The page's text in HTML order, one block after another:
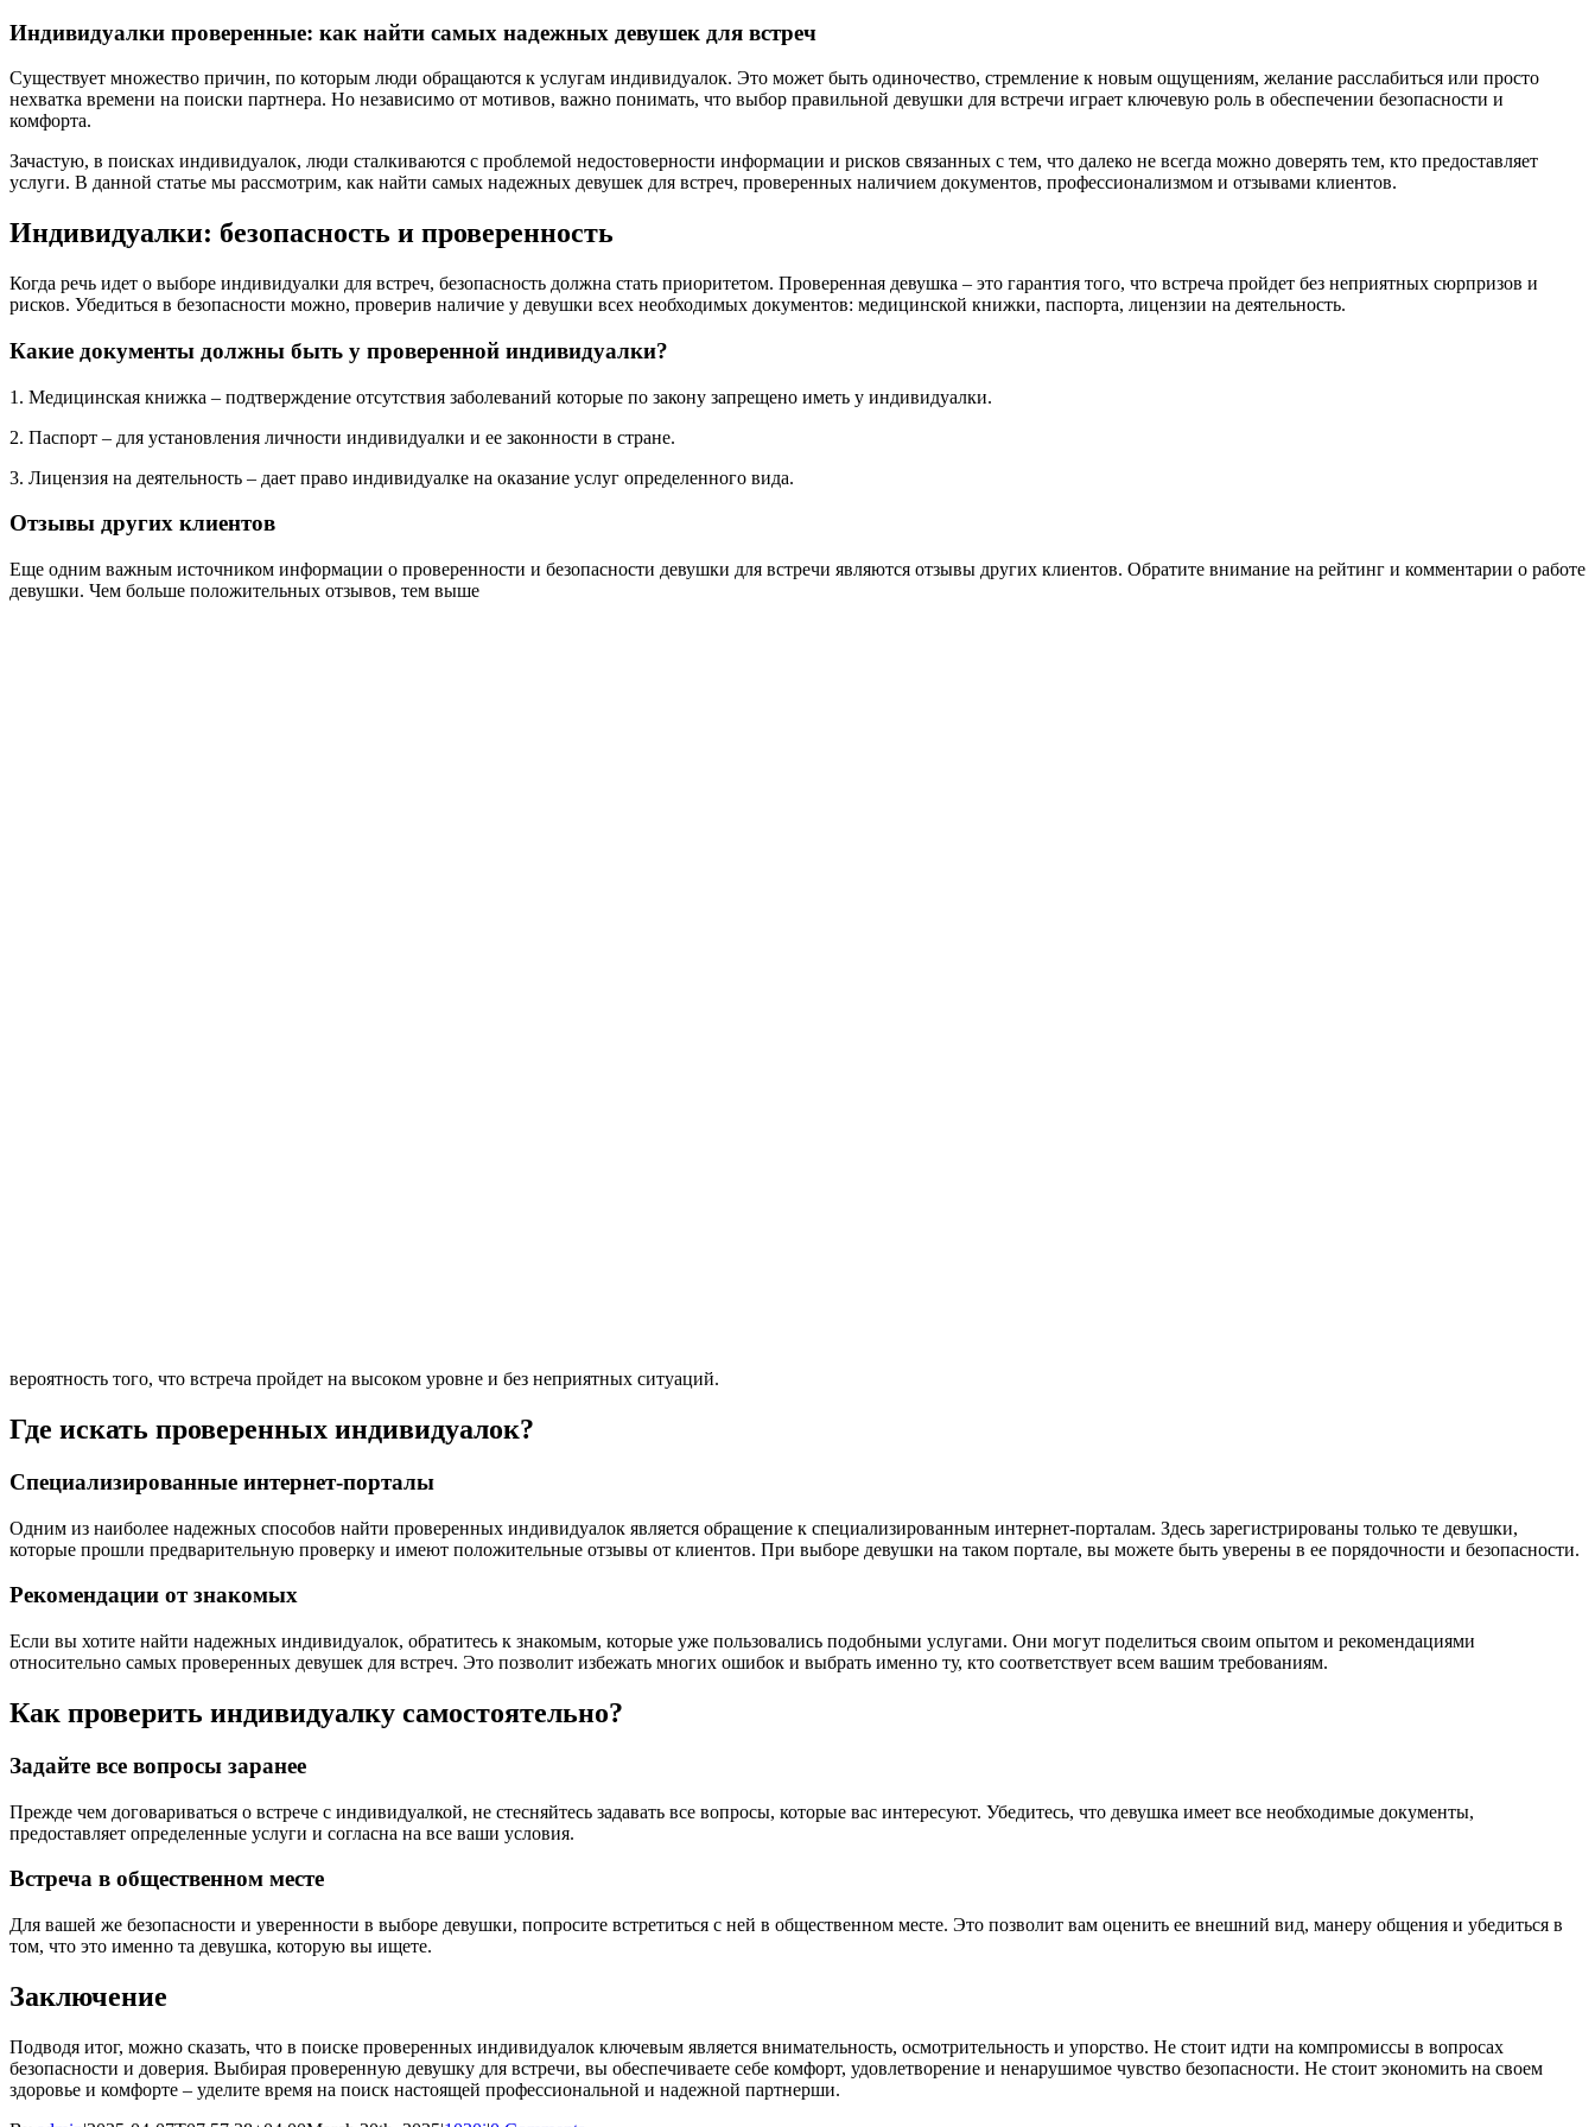
Индивидуалки проверенные: как найти самых надежных девушек для встреч
Существует множество причин, по которым люди обращаются к услугам индивидуалок. Это может быть одиночество, стремление к новым ощущениям, желание расслабиться или просто
нехватка времени на поиски партнера. Но независимо от мотивов, важно понимать, что выбор правильной девушки для встречи играет ключевую роль в обеспечении безопасности и
комфорта.
Зачастую, в поисках индивидуалок, люди сталкиваются с проблемой недостоверности информации и рисков связанных с тем, что далеко не всегда можно доверять тем, кто предоставляет
услуги. В данной статье мы рассмотрим, как найти самых надежных девушек для встреч, проверенных наличием документов, профессионализмом и отзывами клиентов.
Индивидуалки: безопасность и проверенность
Когда речь идет о выборе индивидуалки для встреч, безопасность должна стать приоритетом. Проверенная девушка – это гарантия того, что встреча пройдет без неприятных сюрпризов и
рисков. Убедиться в безопасности можно, проверив наличие у девушки всех необходимых документов: медицинской книжки, паспорта, лицензии на деятельность.
Какие документы должны быть у проверенной индивидуалки?
1. Медицинская книжка – подтверждение отсутствия заболеваний которые по закону запрещено иметь у индивидуалки.
2. Паспорт – для установления личности индивидуалки и ее законности в стране.
3. Лицензия на деятельность – дает право индивидуалке на оказание услуг определенного вида.
Отзывы других клиентов
Еще одним важным источником информации о проверенности и безопасности девушки для встречи являются отзывы других клиентов. Обратите внимание на рейтинг и комментарии о работе
девушки. Чем больше положительных отзывов, тем выше
вероятность того, что встреча пройдет на высоком уровне и без неприятных ситуаций.
Где искать проверенных индивидуалок?
Специализированные интернет-порталы
Одним из наиболее надежных способов найти проверенных индивидуалок является обращение к специализированным интернет-порталам. Здесь зарегистрированы только те девушки,
которые прошли предварительную проверку и имеют положительные отзывы от клиентов. При выборе девушки на таком портале, вы можете быть уверены в ее порядочности и безопасности.
Рекомендации от знакомых
Если вы хотите найти надежных индивидуалок, обратитесь к знакомым, которые уже пользовались подобными услугами. Они могут поделиться своим опытом и рекомендациями
относительно самых проверенных девушек для встреч. Это позволит избежать многих ошибок и выбрать именно ту, кто соответствует всем вашим требованиям.
Как проверить индивидуалку самостоятельно?
Задайте все вопросы заранее
Прежде чем договариваться о встрече с индивидуалкой, не стесняйтесь задавать все вопросы, которые вас интересуют. Убедитесь, что девушка имеет все необходимые документы,
предоставляет определенные услуги и согласна на все ваши условия.
Встреча в общественном месте
Для вашей же безопасности и уверенности в выборе девушки, попросите встретиться с ней в общественном месте. Это позволит вам оценить ее внешний вид, манеру общения и убедиться в
том, что это именно та девушка, которую вы ищете.
Заключение
Подводя итог, можно сказать, что в поиске проверенных индивидуалок ключевым является внимательность, осмотрительность и упорство. Не стоит идти на компромиссы в вопросах
безопасности и доверия. Выбирая проверенную девушку для встречи, вы обеспечиваете себе комфорт, удовлетворение и ненарушимое чувство безопасности. Не стоит экономить на своем
здоровье и комфорте – уделите время на поиск настоящей профессиональной и надежной партнерши.